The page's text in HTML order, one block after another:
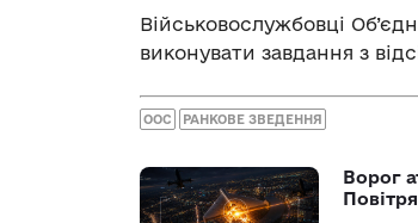
Військовослужбовці
виконувати завдання з
ООС РАНКОВЕ ЗВЕДЕННЯ
Ворог